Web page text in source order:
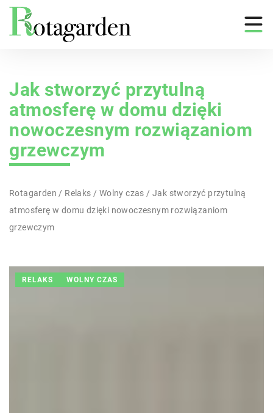
Jak stworzyć przytulną
atmosferę w domu dzięki
nowoczesnym rozwiązaniom
grzewczym
Rotagarden / Relaks / Wolny czas /Jak stworzyć przytulną
atmosferę w domu dzięki nowoczesnym rozwiązaniom
grzewczym
RELAKS WOLNY CZAS